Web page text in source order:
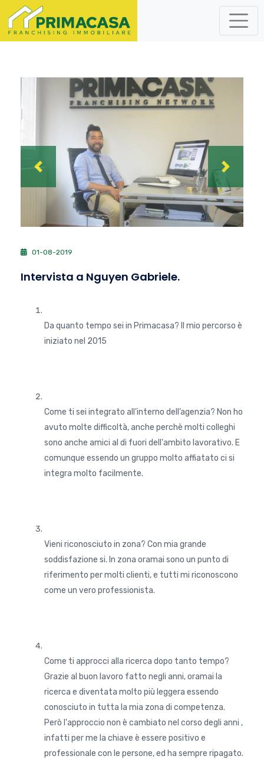
Previous Next
01-08-2019
Intervista a Nguyen Gabriele.
Da quanto tempo sei in Primacasa? Il mio percorso è
iniziato nel 2015
Come ti sei integrato all’interno dell’agenzia? Non ho
avuto molte difficoltà, anche perchè molti colleghi
sono anche amici al di fuori dell'ambito lavorativo. E
comunque essendo un gruppo molto affiatato ci si
integra molto facilmente.
Vieni riconosciuto in zona? Con mia grande
soddisfazione si. In zona oramai sono un punto di
riferimento per molti clienti, e tutti mi riconoscono
come un vero professionista.
Come ti approcci alla ricerca dopo tanto tempo?
Grazie al buon lavoro fatto negli anni, oramai la
ricerca e diventata molto più leggera essendo
conosciuto in tutta la mia zona di competenza.
Però l'approccio non è cambiato nel corso degli anni ,
infatti per me la chiave è essere positivo e
professionale con le persone, ed ha sempre ripagato.